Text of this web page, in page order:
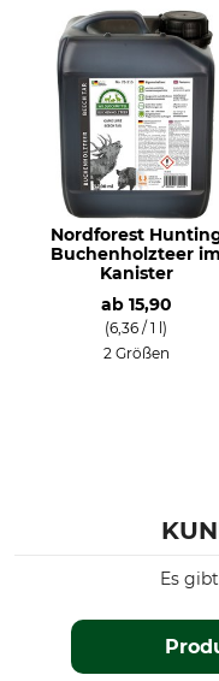
Nordforest
Buchenholzteer im
Kanister
ab 15,90
(6,36 / 1 l)
2 Größen
Es